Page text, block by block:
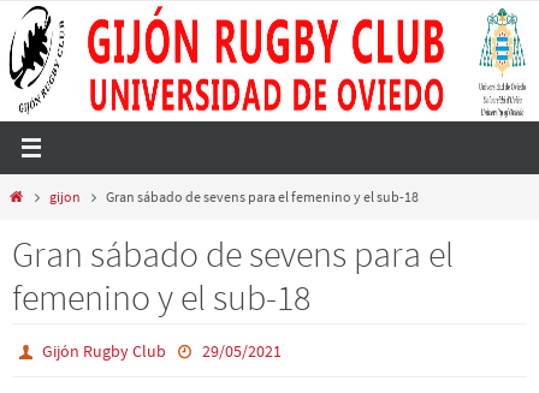
al
contenido
Iniciogijon Gran sábado de sevens para el femenino y el sub-18
Gran sábado de sevens para el
femenino y el sub-18
Gijón Rugby Club 29/05/2021